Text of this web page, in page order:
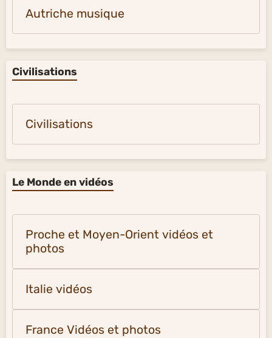
Autriche musique
Civilisations
Civilisations
Le Monde en vidéos
Proche et Moyen-Orient vidéos et
photos
Italie vidéos
France Vidéos et photos